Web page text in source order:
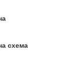
схема